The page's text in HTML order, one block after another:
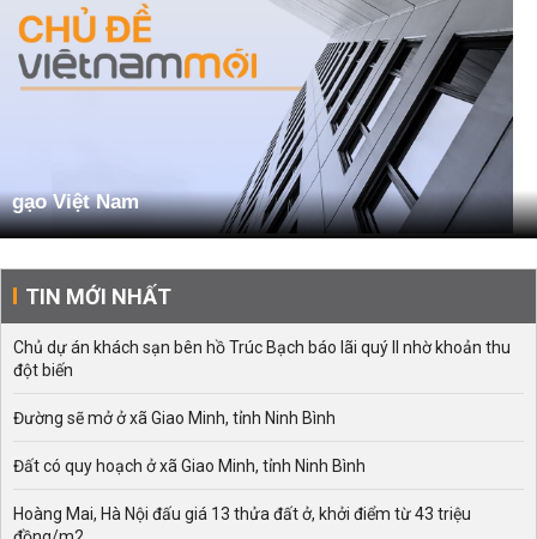
gạo Việt Nam
TIN MỚI NHẤT
Chủ dự án khách sạn bên hồ Trúc Bạch báo lãi quý II nhờ khoản thu
đột biến
Đường sẽ mở ở xã Giao Minh, tỉnh Ninh Bình
Đất có quy hoạch ở xã Giao Minh, tỉnh Ninh Bình
Hoàng Mai, Hà Nội đấu giá 13 thửa đất ở, khởi điểm từ 43 triệu